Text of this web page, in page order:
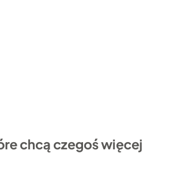
chcą czegoś więcej